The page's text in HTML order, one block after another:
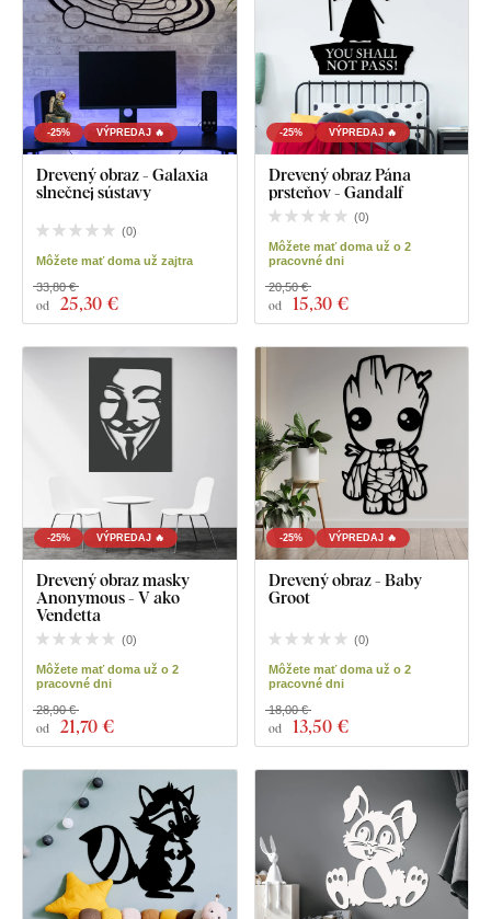
-25% VÝPREDAJ 🔥
Drevený obraz - Galaxia
slnečnej sústavy
(0)
Môžete mať doma už zajtra
od 25,30 €
33,80 €
-25% VÝPREDAJ 🔥
Drevený obraz Pána
prsteňov - Gandalf
(0)
Môžete mať doma už o 2
pracovné dni
od 15,30 €
20,50 €
-25% VÝPREDAJ 🔥
Drevený obraz masky
Anonymous - V ako
Vendetta
(0)
Môžete mať doma už o 2
pracovné dni
od 21,70 €
28,90 €
-25% VÝPREDAJ 🔥
Drevený obraz - Baby
Groot
(0)
Môžete mať doma už o 2
pracovné dni
od 13,50 €
18,00 €